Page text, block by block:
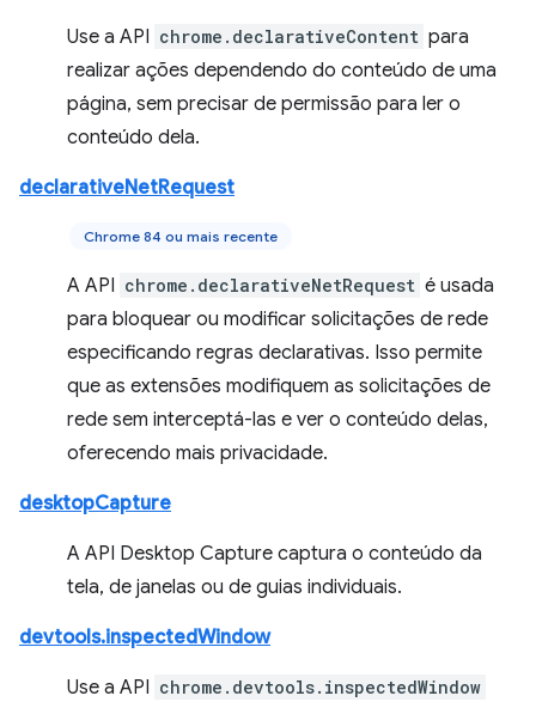
Use a API chrome.declarativeContent para
realizar ações dependendo do conteúdo de uma
página, sem precisar de permissão para ler o
conteúdo dela.
declarativeNetRequest
Chrome 84 ou mais recente
A API chrome.declarativeNetRequest é usada
para bloquear ou modificar solicitações de rede
especificando regras declarativas. Isso permite
que as extensões modifiquem as solicitações de
rede sem interceptá-las e ver o conteúdo delas,
oferecendo mais privacidade.
desktopCapture
A API Desktop Capture captura o conteúdo da
tela, de janelas ou de guias individuais.
devtools.inspectedWindow
Use a API chrome.devtools.inspectedWindow